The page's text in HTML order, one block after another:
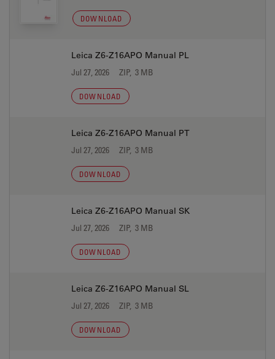
DOWNLOAD
Leica Z6-Z16APO Manual PL
Jul 27, 2026 ZIP, 3 MB
DOWNLOAD
Leica Z6-Z16APO Manual PT
Jul 27, 2026 ZIP, 3 MB
DOWNLOAD
Leica Z6-Z16APO Manual SK
Jul 27, 2026 ZIP, 3 MB
DOWNLOAD
Leica Z6-Z16APO Manual SL
Jul 27, 2026 ZIP, 3 MB
DOWNLOAD